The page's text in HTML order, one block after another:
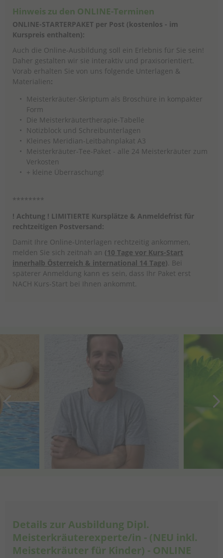
Hinweis zu den ONLINE-Terminen
ONLINE-STARTERPAKET per Post (kostenlos - im
Kurspreis enthalten):
Auch die Online-Ausbildung soll ein Erlebnis für Sie sein!
Daher gestalten wir sie interaktiv und praxisorientiert.
Vorab erhalten Sie von uns folgende Unterlagen &
Materialien:
Meisterkräuter-Skriptum als Broschüre in kompakter
Form
Die Meisterkräutertherapie-Tabelle
Notizblock und Schreibunterlagen
Kleines Meridian-Leitbahnplakat A3
Meisterkräuter-Tee-Paket - alle 24 Meisterkräuter zum
Verkosten
+ kleine Überraschung!
********
! Achtung ! LIMITIERTE Kursplätze & Anmeldefrist für
rechtzeitigen Postversand:
Damit Ihre Online-Unterlagen rechtzeitig ankommen,
melden Sie sich zeitnah an (10 Tage vor Kurs-Start
innerhalb Österreich & international 14 Tage). Bei
späterer Anmeldung kann es sein, dass Ihr Paket erst
NACH Kurs-Start bei Ihnen ankommt.
Details zur Ausbildung Dipl.
Meisterkräuterexperte/in - (NEU inkl.
Meisterkräuter für Kinder) - ONLINE